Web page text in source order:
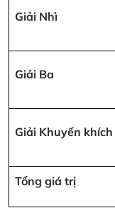
Giải Nhì
Giải Ba
Giải Khuyến khích
Tổng giá trị